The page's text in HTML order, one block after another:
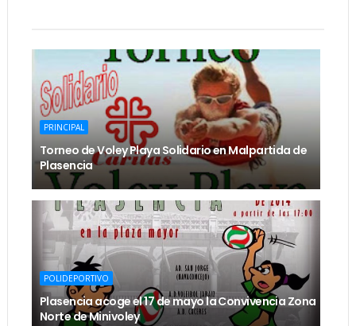
PRINCIPAL
Torneo de Voley Playa Solidario en Malpartida de
Plasencia
POLIDEPORTIVO
Plasencia acoge el 17 de mayo la Convivencia Zona
Norte de Minivoley